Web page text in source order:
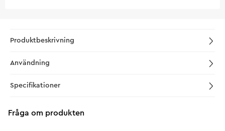
Produktbeskrivning
Användning
Specifikationer
Fråga om produkten